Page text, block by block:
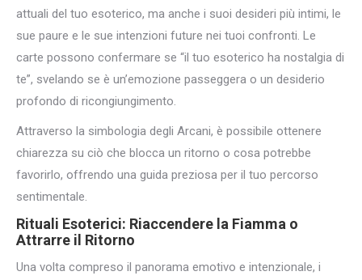
attuali del tuo esoterico, ma anche i suoi desideri più intimi, le
sue paure e le sue intenzioni future nei tuoi confronti. Le
carte possono confermare se “il tuo esoterico ha nostalgia di
te”, svelando se è un’emozione passeggera o un desiderio
profondo di ricongiungimento.
Attraverso la simbologia degli Arcani, è possibile ottenere
chiarezza su ciò che blocca un ritorno o cosa potrebbe
favorirlo, offrendo una guida preziosa per il tuo percorso
sentimentale.
Rituali Esoterici: Riaccendere la Fiamma o
Attrarre il Ritorno
Una volta compreso il panorama emotivo e intenzionale, i